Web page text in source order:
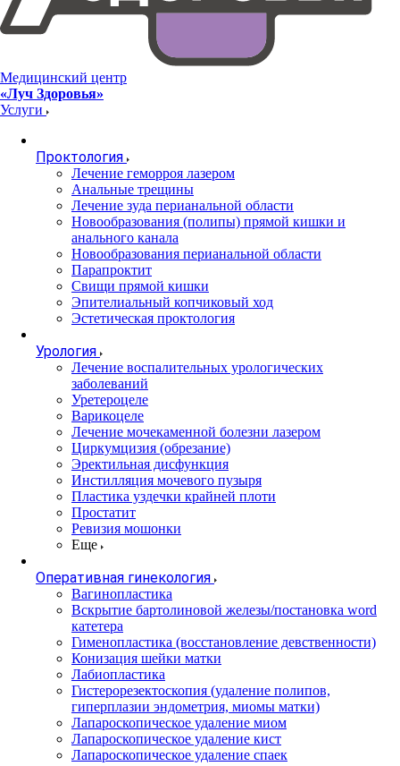
Медицинский центр
«Луч Здоровья»
Услуги
Проктология
Лечение геморроя лазером
Анальные трещины
Лечение зуда перианальной области
Новообразования (полипы) прямой кишки и
анального канала
Новообразования перианальной области
Парапроктит
Свищи прямой кишки
Эпителиальный копчиковый ход
Эстетическая проктология
Урология
Лечение воспалительных урологических
заболеваний
Уретероцеле
Варикоцеле
Лечение мочекаменной болезни лазером
Циркумцизия (обрезание)
Эректильная дисфункция
Инстилляция мочевого пузыря
Пластика уздечки крайней плоти
Простатит
Ревизия мошонки
Еще
Оперативная гинекология
Вагинопластика
Вскрытие бартолиновой железы/постановка word
катетера
Гименопластика (восстановление девственности)
Конизация шейки матки
Лабиопластика
Гистерорезектоскопия (удаление полипов,
гиперплазии эндометрия, миомы матки)
Лапароскопическое удаление миом
Лапароскопическое удаление кист
Лапароскопическое удаление спаек